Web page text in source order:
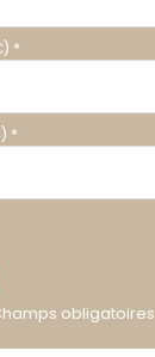
*
*
obligatoires